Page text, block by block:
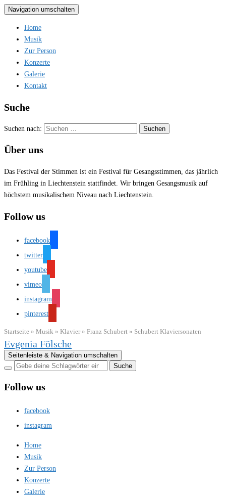
Navigation umschalten
Home
Musik
Zur Person
Konzerte
Galerie
Kontakt
Suche
Suchen nach:
Über uns
Das Festival der Stimmen ist ein Festival für Gesangsstimmen, das jährlich
im Frühling in Liechtenstein stattfindet. Wir bringen Gesangsmusik auf
höchstem musikalischem Niveau nach Liechtenstein.
Follow us
facebook
twitter
youtube
vimeo
instagram
pinterest
Startseite » Musik » Klavier» Franz Schubert » Schubert Klaviersonaten
Evgenia Fölsche
Seitenleiste & Navigation umschalten
Follow us
facebook
instagram
Home
Musik
Zur Person
Konzerte
Galerie